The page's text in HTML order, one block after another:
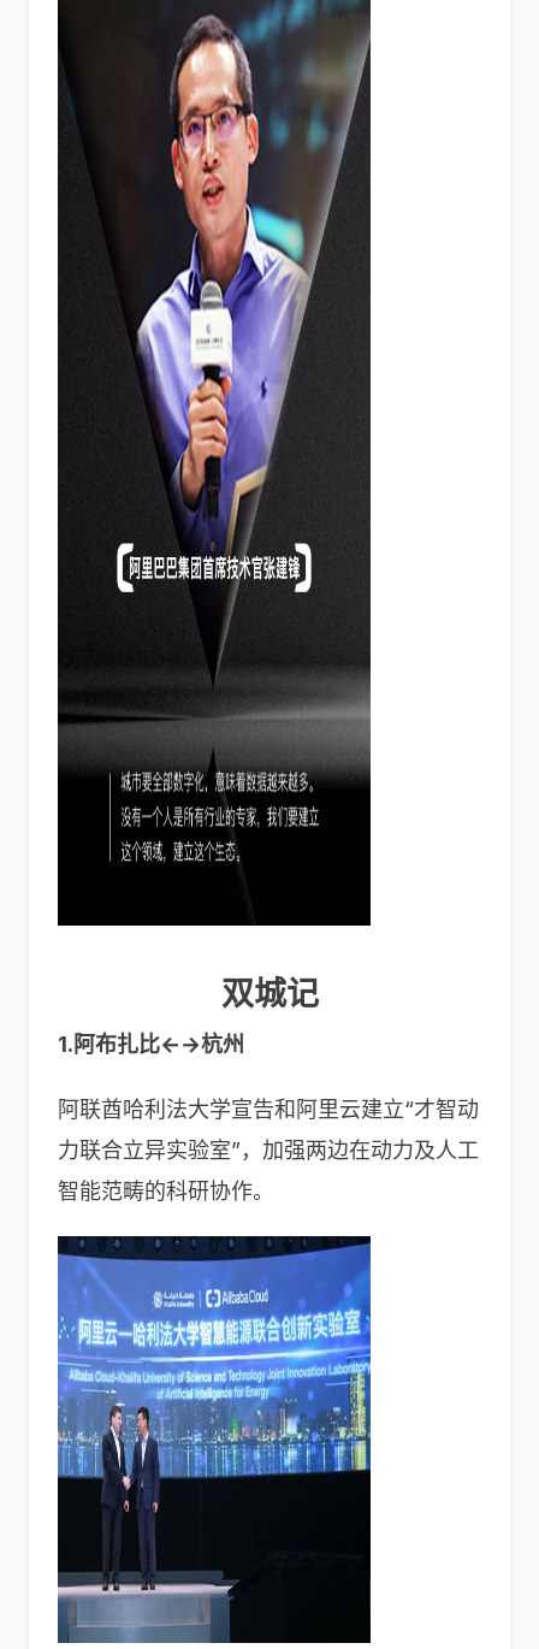
双城记
1.阿布扎比←→杭州
阿联酋哈利法大学宣告和阿里云建立“才智动
力联合立异实验室”，加强两边在动力及人工
智能范畴的科研协作。